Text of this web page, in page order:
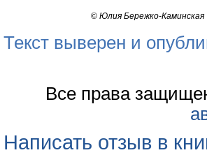
© Юлия Бережко-Каминская
Текст выверен и
Все права
Написать отзыв в